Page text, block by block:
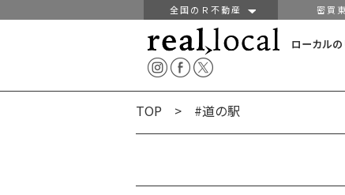
全国のＲ不動産 密買
ローカル
TOP > #道の駅